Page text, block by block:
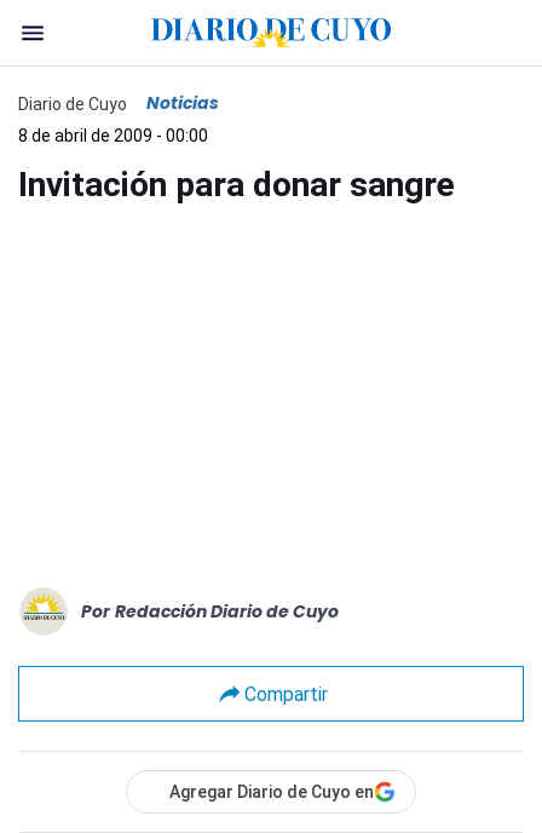
Diario de Cuyo Noticias
8 de abril de 2009 - 00:00
Invitación para donar sangre
Por Redacción Diario de Cuyo
Compartir
Agregar Diario de Cuyo en